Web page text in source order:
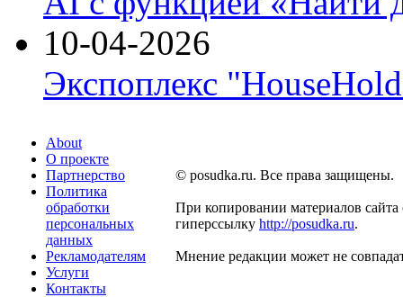
10-04-2026
Экспоплекс
About
О проекте
Партнерство
Политика
обработки
персональных
данных
Рекламодателям
Услуги
Контакты
© posudka.ru. Все права защищены.
При копировании материалов сайта
гиперссылку http://posudka.ru.
Мнение редакции может не